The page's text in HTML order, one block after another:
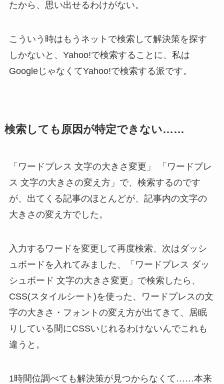
たから、思い出せるわけがない。
こういう時はもうネットで検索して解決策を探す
しかないと、Yahoo!で検索することに、私は
GoogleじゃなくてYahoo!で検索する派です。
検索しても原因が特定できない……
「ワードプレス 文字の大きさ変更」 「ワードプレ
ス 文字の大きさの変え方」で、検索するのです
が、出てくる記事のほとんどが、記事内の文字の
大きさの変え方でした。
入力するワードを変更して再度検索、次はダッシ
ュボードを入れてみました、「ワードプレス ダッ
シュボード 文字の大きさ変更」で検索したら、
CSS(スタイルシート)を使った、ワードプレスの文
字の大きさ・フォントの変え方が出てきて、居眠
りしている間にCSSいじれるわけないんでこれも
違うと。
1時間位調べても解決策が見つからなくて……本来